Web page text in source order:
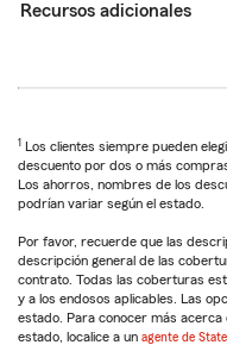
Recursos adicionales
1 Los clientes siempre pueden
descuento por dos o más
Los ahorros, nombres de los
podrían variar según el estado.
Por favor, recuerde que las
descripción general de las
contrato. Todas las coberturas
y a los endosos aplicables. Las
estado. Para conocer más
estado, localice a un agente de